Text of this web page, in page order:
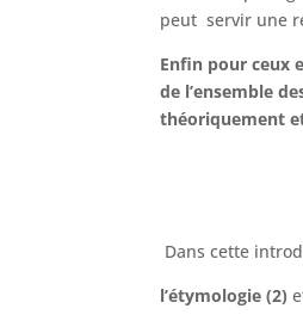
peut servir une
Enfin pour ceux
de l’ensemble
théoriquement
Dans cette
l’étymologie (2)